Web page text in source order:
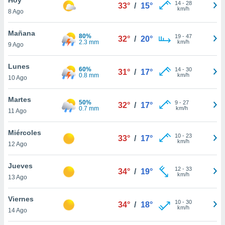
y
en
más
de
8 Ago
33° / 15° 14- 28
km/h
Mañana
9 Ago
80%
2.3 mm
32° / 20° 19- 47
km/h
Lunes
10 Ago
60%
0.8 mm
31° / 17° 14- 30
km/h
Martes
11 Ago
50%
0.7 mm
32° / 17° 9- 27
km/h
Miércoles
12 Ago
33° / 17° 10- 23
km/h
Jueves
13 Ago
34° / 19° 12- 33
km/h
Viernes
14 Ago
34° / 18° 10- 30
km/h